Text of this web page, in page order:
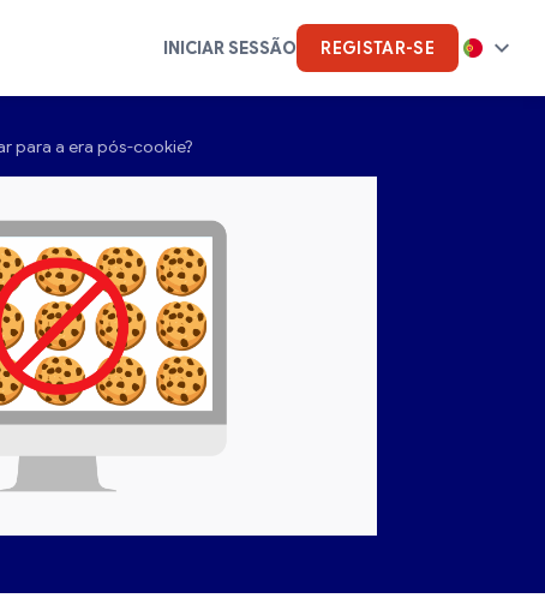
INICIAR SESSÃO REGISTAR-SE
para a era pós-cookie?